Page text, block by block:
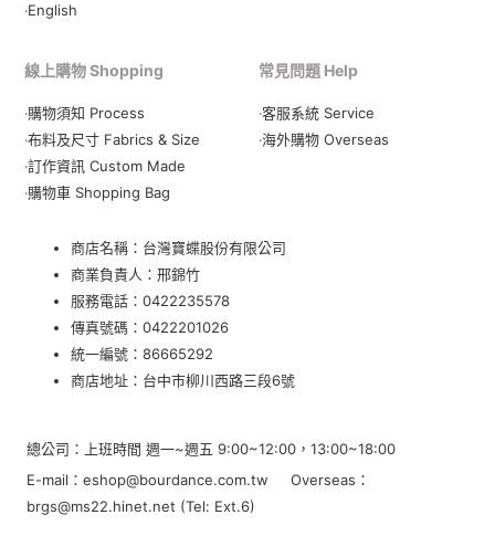
‧English
線上購物 Shopping
‧購物須知 Process
‧布料及尺寸 Fabrics & Size
‧訂作資訊 Custom Made
‧購物車 Shopping Bag
常見問題 Help
‧客服系統 Service
‧海外購物 Overseas
商店名稱：台灣寶蝶股份有限公司
商業負責人：邢錦竹
服務電話： 0422235578
傳真號碼：0422201026
統一編號：86665292
商店地址： 台中市柳川西路三段6號
總公司：上班時間 週一~週五 9:00~12:00，13:00~18:00
E-mail：eshop@bourdance.com.tw Overseas：
brgs@ms22.hinet.net (Tel: Ext.6)